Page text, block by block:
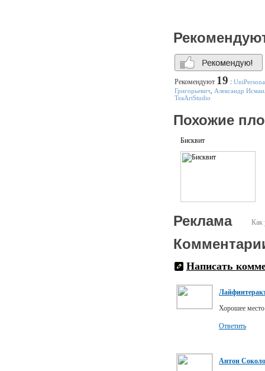
Рекомендуют 19 :
Григорьевич
Александр
TeaArtStudio
Похожие
Бисквит
Как
Реклама
Написать
Хорошее
Ответить
Антон